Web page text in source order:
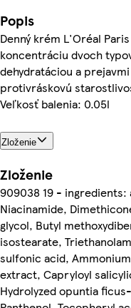
Popis
Denný krém L'Oréal
koncentráciu dvoch
dehydratáciou a
protivráskovú
Veľkosť balenia: 0.05l
Zloženie
Zloženie
909038 19 - ingredients:
Niacinamide,
glycol, Butyl
isostearate,
sulfonic acid,
extract, Capryloyl
Hydrolyzed opuntia